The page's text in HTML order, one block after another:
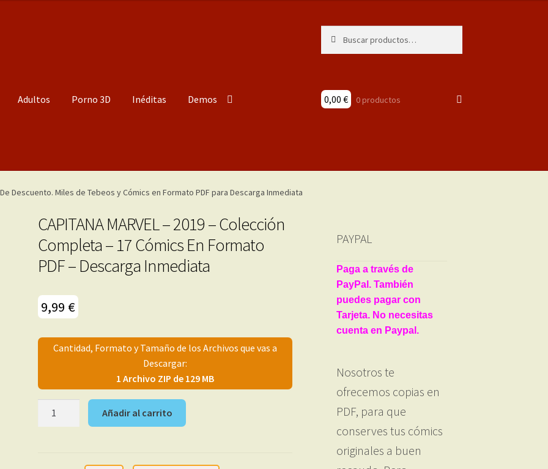
por:
Adultos Porno 3D Inéditas Demos 0,00 € 0 productos
CAPITANA MARVEL – 2019 – Colección
Completa – 17 Cómics En Formato
PDF – Descarga Inmediata
9,99 €
Cantidad, Formato y Tamaño de los Archivos que vas a
Descargar:
1 Archivo ZIP de 129 MB
Añadir al carrito
PAYPAL
Paga a través de
PayPal. También
puedes pagar con
Tarjeta. No necesitas
cuenta en Paypal.
Nosotros te
ofrecemos copias en
PDF, para que
conserves tus cómics
originales a buen